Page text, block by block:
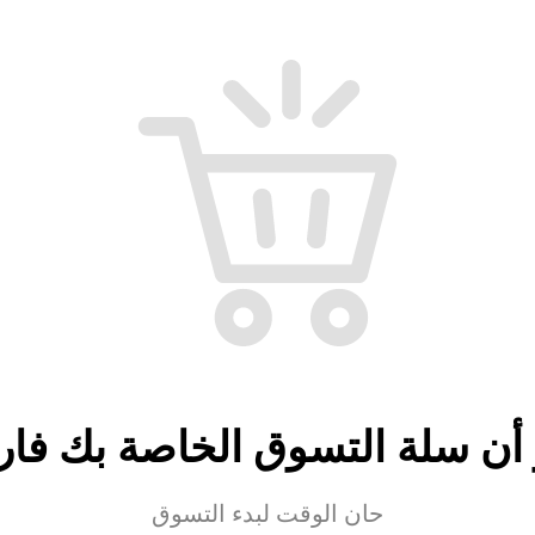
أن سلة التسوق الخاصة بك
حان الوقت لبدء التسوق